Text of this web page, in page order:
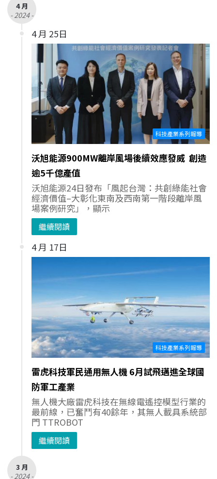
4 月
- 2024 -
4 月 25日
科技產業系列報導
沃旭能源900MW離岸風場後續效應發威 創造
逾5千億產值
沃旭能源24日發布「風起台灣：共創綠能社會
經濟價值–大彰化東南及西南第一階段離岸風
場案例研究」，顯示
繼續閱讀
4 月 17日
科技產業系列報導
雷虎科技軍民通用無人機 6月試飛邁進全球國
防軍工產業
無人機大廠雷虎科技在無線電遙控模型行業的
最前線，已奮鬥有40餘年，其無人載具系統部
門 TTROBOT
繼續閱讀
3 月
- 2024 -